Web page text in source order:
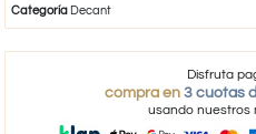
Categoría Decant
Disfruta
compra en 3 cuotas
usando nuestros